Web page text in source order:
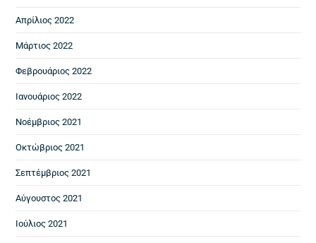
Απρίλιος 2022
Μάρτιος 2022
Φεβρουάριος 2022
Ιανουάριος 2022
Νοέμβριος 2021
Οκτώβριος 2021
Σεπτέμβριος 2021
Αύγουστος 2021
Ιούλιος 2021